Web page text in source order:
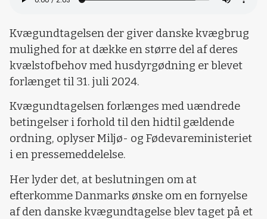
Kvægundtagelsen der giver danske kvægbrug
mulighed for at dække en større del af deres
kvælstofbehov med husdyrgødning er blevet
forlænget til 31. juli 2024.
Kvægundtagelsen forlænges med uændrede
betingelser i forhold til den hidtil gældende
ordning, oplyser Miljø- og Fødevareministeriet
i en pressemeddelelse.
Her lyder det, at beslutningen om at
efterkomme Danmarks ønske om en fornyelse
af den danske kvægundtagelse blev taget på et